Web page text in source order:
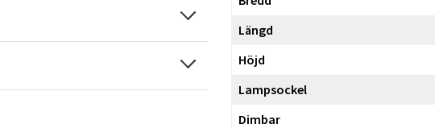
Längd
Höjd
Lampsockel
Dimbar